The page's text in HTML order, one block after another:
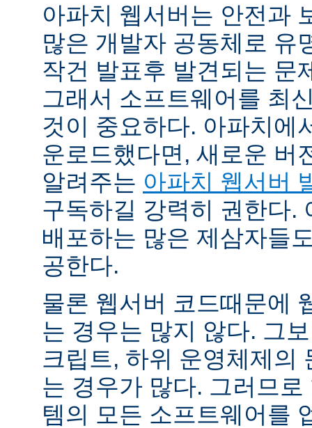
아파치 웹서버는 안전과
많은 개발자 공동체로 유
작건 발표후 발견되는 문
그래서 소프트웨어를 최
것이 중요하다. 아파치에
운로드했다면, 새로운 버
알려주는 아파치 웹서버
구독하길 강력히 권한다.
배포하는 많은 제삼자들
공한다.
물론 웹서버 코드때문에
는 경우는 많지 않다. 그
크립트, 하위 운영체제의
는 경우가 많다. 그러므
템의 모든 소프트웨어를